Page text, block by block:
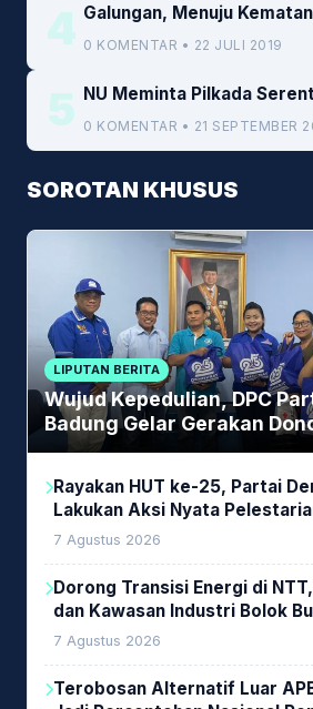
4 Galungan, Menuju
0 KOMENTAR • 22 JULI 2019
5 NU Meminta Pilkada
0 KOMENTAR • 21 SEPTEMBER
SOROTAN KHUSUS
LIPUTAN BERITA
Wujud Kepedulian, DPC
Badung Gelar Gerakan
Rayakan HUT ke-25, Partai
Lakukan Aksi Nyata
7 Agustus 2026
Dorong Transisi Energi di
dan Kawasan Industri Bolok
Investasi Woodchip untuk
7 Agustus 2026
Terobosan Alternatif Luar